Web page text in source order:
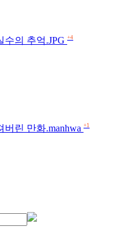
의 추억.JPG +4
린 만화.manhwa +1